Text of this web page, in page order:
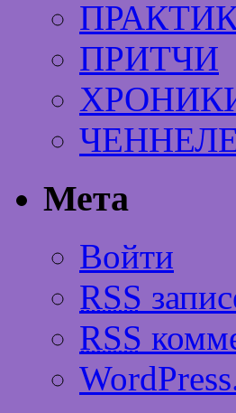
ПРИТЧИ
Мета
Войти
RSS
RSS